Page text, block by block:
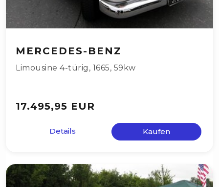
MERCEDES-BENZ
Limousine 4-türig , 1665, 59kw
17.495,95 EUR
Details Kaufen